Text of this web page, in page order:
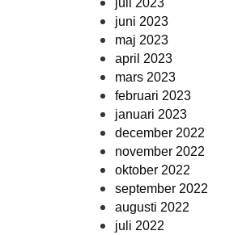
juli 2023
juni 2023
maj 2023
april 2023
mars 2023
februari 2023
januari 2023
december 2022
november 2022
oktober 2022
september 2022
augusti 2022
juli 2022